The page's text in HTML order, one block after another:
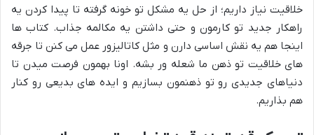
خلاقیت نیاز داریم؛ از حل یه مشکل تو خونه گرفته تا پیدا کردن یه
راهکار جدید تو کارمون و حتی داشتن یه مکالمه جذاب. کتاب ها
اینجا هم یه نقش اساسی دارن و مثل کاتالیزور عمل می کنن تا جرقه
های خلاقیت تو ذهن ما شعله ور بشه. اونا بهمون فرصت میدن تا
دنیاهای جدیدی رو تو ذهنمون بسازیم و ایده های بدیعی رو کنار
هم بذاریم.